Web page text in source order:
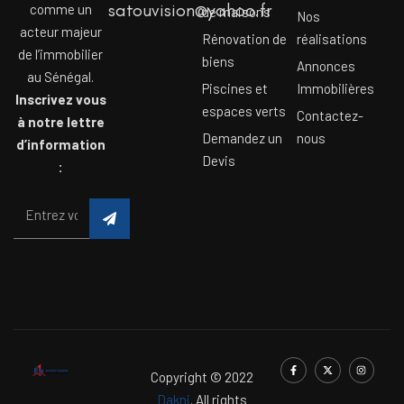
comme un
acteur majeur
de l’immobilier
au Sénégal.
Inscrivez vous
à notre lettre
d’information
:
satouvision@yahoo.fr
de maisons
Rénovation de
biens
Piscines et
espaces verts
Demandez un
Devis
Nos
réalisations
Annonces
Immobilières
Contactez-
nous
Copyright © 2022
Dakni. All rights